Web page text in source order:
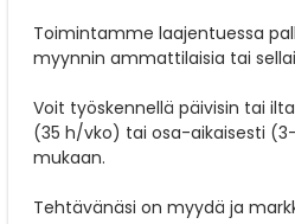
Toimintamme laajentuessa
myynnin ammattilaisia tai
Voit työskennellä päivisin tai
(35 h/vko) tai osa-aikaisesti
mukaan.
Tehtävänäsi on myydä ja